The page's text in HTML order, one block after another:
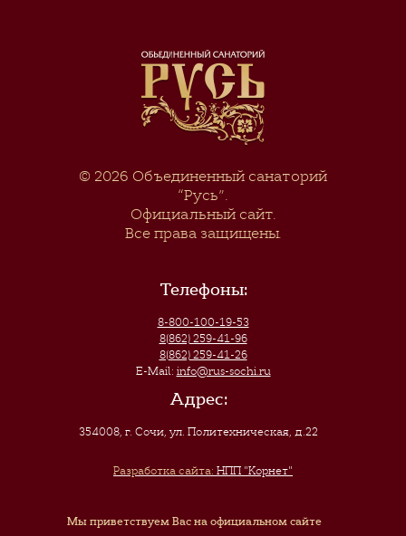
© 2026 Объединенный санаторий
“Русь”.
Официальный сайт.
Все права защищены.
Телефоны:
8-800-100-19-53
8(862) 259-41-96
8(862) 259-41-26
E-Mail: info@rus-sochi.ru
Адрес:
354008, г. Сочи,ул. Политехническая, д.22
Разработка сайта: НПП "Корнет"
Мы приветствуем Вас на официальном сайте